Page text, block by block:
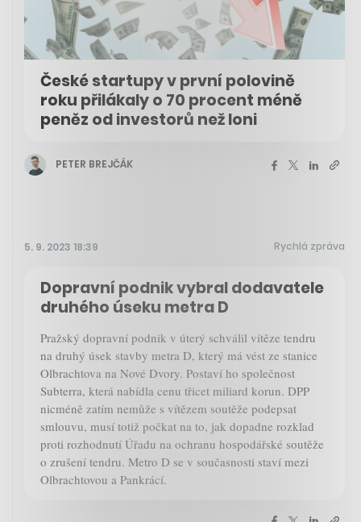
České startupy v první polovině
roku přilákaly o 70 procent méně
peněz od investorů než loni
PETER BREJČÁK
5. 9. 2023 18:39 Rychlá zpráva
Dopravní podnik vybral dodavatele
druhého úseku metra D
Pražský dopravní podnik v úterý schválil vítěze tendru
na druhý úsek stavby metra D, který má vést ze stanice
Olbrachtova na Nové Dvory. Postaví ho společnost
Subterra, která nabídla cenu třicet miliard korun. DPP
nicméně zatím nemůže s vítězem soutěže podepsat
smlouvu, musí totiž počkat na to, jak dopadne rozklad
proti rozhodnutí Úřadu na ochranu hospodářské soutěže
o zrušení tendru. Metro D se v současnosti staví mezi
Olbrachtovou a Pankrácí.